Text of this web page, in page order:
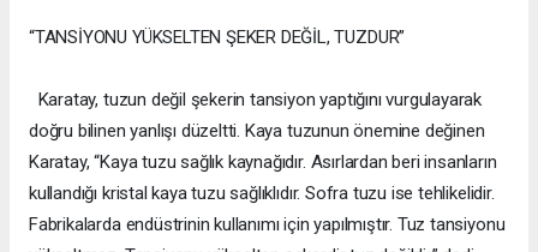
“TANSİYONU YÜKSELTEN ŞEKER DEĞİL, TUZDUR”
Karatay, tuzun değil şekerin tansiyon yaptığını vurgulayarak
doğru bilinen yanlışı düzeltti. Kaya tuzunun önemine değinen
Karatay, “Kaya tuzu sağlık kaynağıdır. Asırlardan beri insanların
kullandığı kristal kaya tuzu sağlıklıdır. Sofra tuzu ise tehlikelidir.
Fabrikalarda endüstrinin kullanımı için yapılmıştır. Tuz tansiyonu